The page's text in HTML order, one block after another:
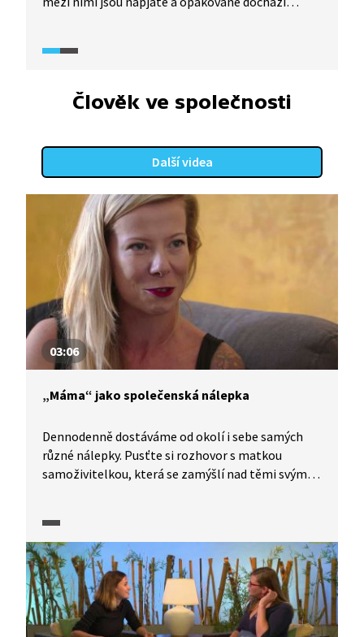
konflikty v přítomnosti chlapce a vtahují ho
roli mezi dvěma dospělými, kterým se pod tlakem
situace snaží vyhovět, protože nemá dostatek
způsob řešení konfliktů není vhodný, dítě
by nemělo být prostředníkem sporů ani nuceno si
Člověk ve společnosti
Další videa
03:06
„Máma“ jako společenská nálepka
Dennodenně dostáváme od okolí i sebe samých
různé nálepky. Pusťte si rozhovor s matkou
samoživitelkou, která se zamýšlí nad těmi svými.
která nemá peníze, aby koupila dítěti hračky?